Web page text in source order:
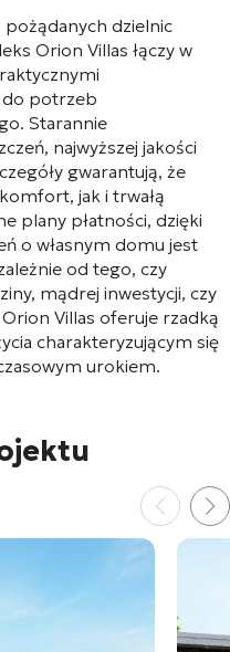
pożądanych dzielnic
Orion Villas łączy w
do potrzeb
Starannie
najwyższej jakości
gwarantują, że
jak i trwałą
plany płatności, dzięki
o własnym domu jest
od tego, czy
mądrej inwestycji, czy
Villas oferuje rzadką
charakteryzującym się
urokiem.